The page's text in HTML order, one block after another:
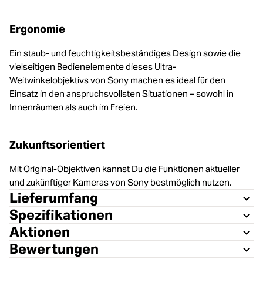
Ergonomie
Ein staub- und feuchtigkeitsbeständiges Design sowie die
vielseitigen Bedienelemente dieses Ultra-
Weitwinkelobjektivs von Sony machen es ideal für den
Einsatz in den anspruchsvollsten Situationen – sowohl in
Innenräumen als auch im Freien.
Zukunftsorientiert
Mit Original-Objektiven kannst Du die Funktionen aktueller
und zukünftiger Kameras von Sony bestmöglich nutzen.
Lieferumfang
Spezifikationen
Aktionen
Bewertungen